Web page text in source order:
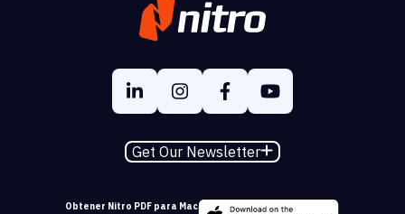
Get Our Newsletter
Obtener Nitro PDF para Mac